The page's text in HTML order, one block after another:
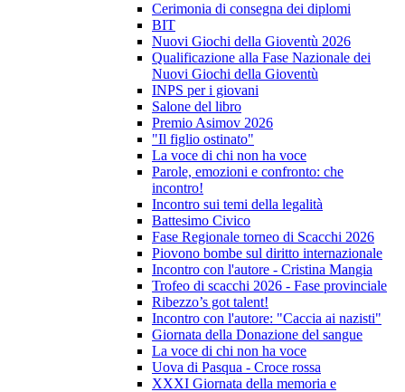
Cerimonia di consegna dei diplomi
BIT
Nuovi Giochi della Gioventù 2026
Qualificazione alla Fase Nazionale dei
Nuovi Giochi della Gioventù
INPS per i giovani
Salone del libro
Premio Asimov 2026
"Il figlio ostinato"
La voce di chi non ha voce
Parole, emozioni e confronto: che
incontro!
Incontro sui temi della legalità
Battesimo Civico
Fase Regionale torneo di Scacchi 2026
Piovono bombe sul diritto internazionale
Incontro con l'autore - Cristina Mangia
Trofeo di scacchi 2026 - Fase provinciale
Ribezzo’s got talent!
Incontro con l'autore: "Caccia ai nazisti"
Giornata della Donazione del sangue
La voce di chi non ha voce
Uova di Pasqua - Croce rossa
XXXI Giornata della memoria e